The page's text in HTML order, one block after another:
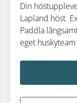
Din
Lapland höst.
Paddla
eget